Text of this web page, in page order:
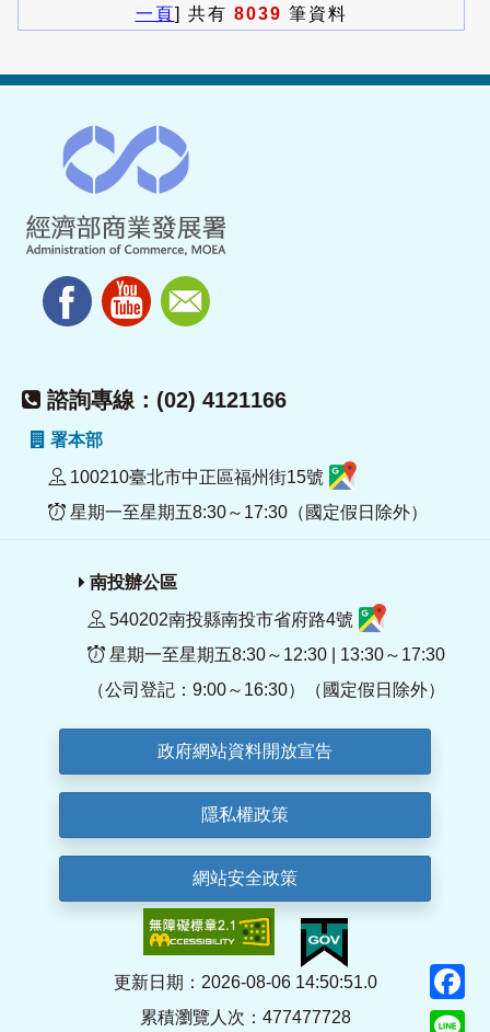
一頁] 共有 8039 筆資料
諮詢專線：(02) 4121166
署本部
100210臺北市中正區福州街15號
星期一至星期五8:30～17:30（國定假日除外）
南投辦公區
540202南投縣南投市省府路4號
星期一至星期五8:30～12:30 | 13:30～17:30
（公司登記：9:00～16:30）（國定假日除外）
政府網站資料開放宣告
隱私權政策
網站安全政策
更新日期：2026-08-06 14:50:51.0
累積瀏覽人次：477477728